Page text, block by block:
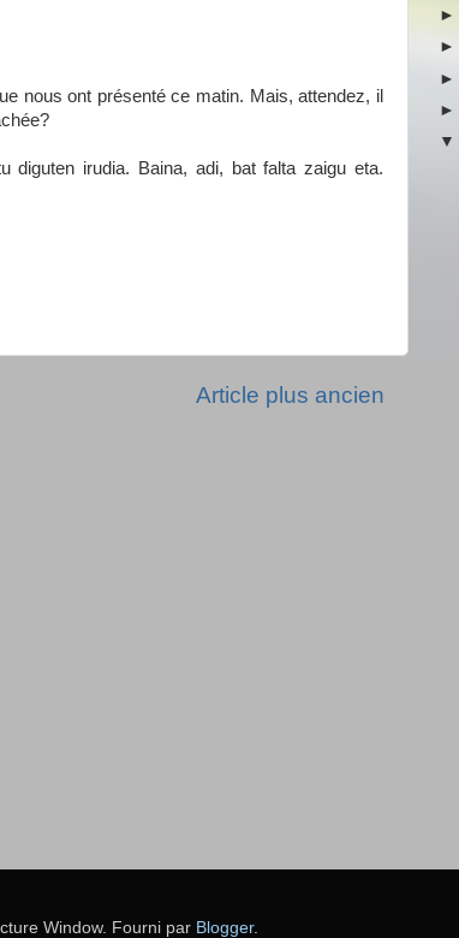
nous ont présenté ce matin. Mais, attendez, il
diguten irudia. Baina, adi, bat falta zaigu eta.
Article plus ancien
►
►
►
►
▼
Window. Fourni par Blogger.